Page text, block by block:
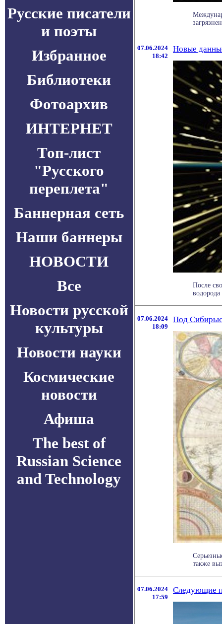
Русские писатели
и поэты
Избранное
Библиотеки
Фотоархив
ИНТЕРНЕТ
Топ-лист
"Русского
переплета"
Баннерная сеть
Наши баннеры
НОВОСТИ
Все
Новости русской
культуры
Новости науки
Космические
новости
Афиша
The best of
Russian Science
and Technology
07.06.2024
18:42
Новые
После
07.06.2024
18:09
Под Сибирью
также
07.06.2024
17:59
Следующие